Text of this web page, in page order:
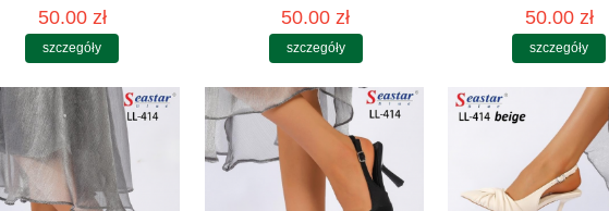
50.00 zł
szczegóły
50.00 zł
szczegóły
50.00 zł
szczegóły